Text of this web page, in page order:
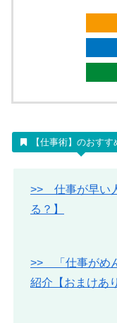
【仕事術】のおすす
>> 仕事が早い
る？】
>> 「仕事がめ
紹介【おまけあ